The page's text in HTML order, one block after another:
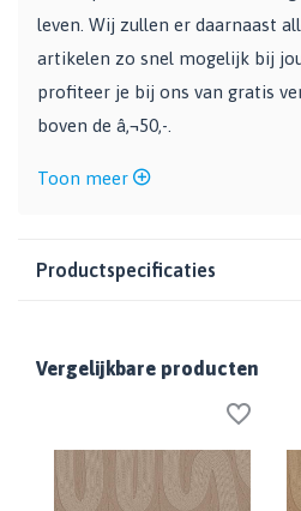
leven. Wij zullen er daarnaast
artikelen zo snel mogelijk bij
profiteer je bij ons van gratis
boven de â‚¬50,-.
Toon meer
Productspecificaties
Vergelijkbare producten